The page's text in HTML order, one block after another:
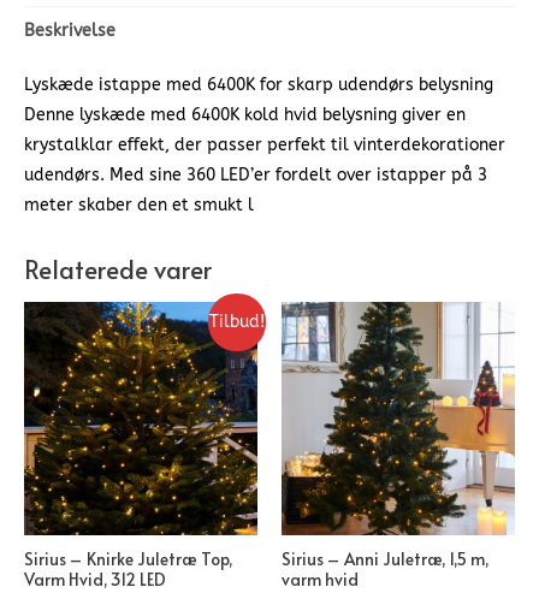
Beskrivelse
Lyskæde istappe med 6400K for skarp udendørs belysning
Denne lyskæde med 6400K kold hvid belysning giver en
krystalklar effekt, der passer perfekt til vinterdekorationer
udendørs. Med sine 360 LED’er fordelt over istapper på 3
meter skaber den et smukt l
Relaterede varer
Tilbud!
Sirius – Knirke Juletræ Top,
Varm Hvid, 312 LED
Sirius – Anni Juletræ, 1,5 m,
varm hvid